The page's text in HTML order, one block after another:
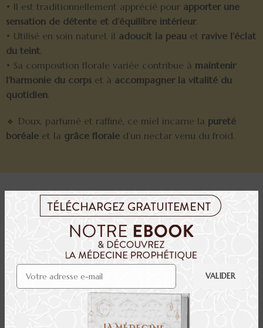
• Il est traditionnellement apprécié pour apporter une
sensation de détente et d’équilibre intérieur.
• Utilisé en soin naturel, il adoucit la peau et ravive l’éclat
du teint.
• Sa composition florale variée contribue à maintenir
l’harmonie du corps et à accompagner la vitalité du
quotidien.
🔸 Doux, parfumé et raffiné, ce miel incarne la pureté
boréale et la grâce florale d’un nectar venu du froid.
☕ CONSEILS D'UTILISATION
Le miel rose se savoure nature ou dans une boisson tiède
pour en apprécier la finesse.
Il accompagne parfaitement les yaourts, les fruits rouges
ou les infusions douces.
Pour préserver ses qualités, ne le chauffez pas au-delà de